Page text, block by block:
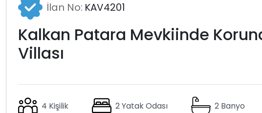
İlan No: KAV4201
Kalkan Patara Mevkiinde
Villası
4 Kişilik 2 Yatak Odası 2 Banyo